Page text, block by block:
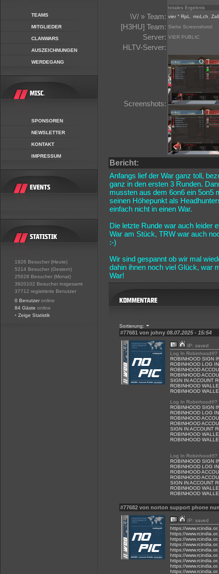
TEAMS
MITGLIEDER
CLANWARS
AUSZEICHNUNGEN
WERDEGANG
SPONSOREN
NEWSLETTER
KONTAKT
IMPRESSUM
1926 Besucher (Heute)
5214 Besucher (Gestern)
25628 Besucher (Monat)
3920102 Besucher insgesamt
37712 registrierte Benutzer
0 Benutzer online
84 Gäste online
• Zeige Statistik
totales Ergebnis
\V/ » Team: vier ° RpL moLch
[H3HU] Team: Siehe Screenshots!
Server: VIER PUBLIC
HLTV-Server:
Screenshots:
Bericht:
Anfangs lief der War ganz toll,
ganz in den ersten 3 Runden.
mussten aus dem 6on6 ein 5on5
seinen Höhepunkt als
einfach nicht in einen War.
Die letzte Runde war auch leider
War am Stück, TRW war auch
:-)
Wir sind gespannt ob wir mal
dahin ihnen noch viel Glück, war
War!
Sortierung:
#77681 von johny 08.07.2025 - 15:54
IP: saved
Log In Robinhood®?
ROBINHOOD SIGN
ROBINHOOD LOG IN
ROBINHOOD
ROBINHOOD
SIGN IN ACCOUNT
ROBINHOOD
ROBINHOOD
Log In Robinhood®?
ROBINHOOD SIGN
ROBINHOOD LOG IN
ROBINHOOD
ROBINHOOD
SIGN IN ACCOUNT
ROBINHOOD
ROBINHOOD
Log In Robinhood®?
ROBINHOOD SIGN
ROBINHOOD LOG IN
ROBINHOOD
ROBINHOOD
SIGN IN ACCOUNT
ROBINHOOD
ROBINHOOD
#77682 von norton support phone
IP: saved
https://
https://
https://
https://
https://
https://
https://
https://
https://